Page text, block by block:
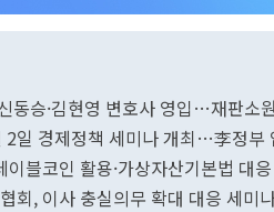
동승·김현영 변호사 영입…재판소
2일 경제정책 세미나 개최…李정부
블코인 활용·가상자산기본법 대
회, 이사 충실의무 확대 대응 세미